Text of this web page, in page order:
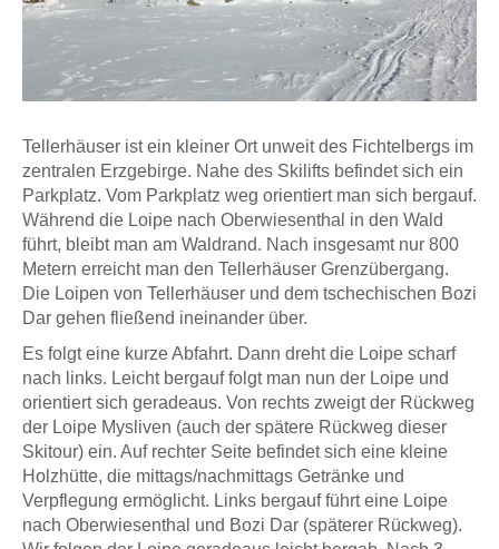
Tellerhäuser ist ein kleiner Ort unweit des Fichtelbergs im
zentralen Erzgebirge. Nahe des Skilifts befindet sich ein
Parkplatz. Vom Parkplatz weg orientiert man sich bergauf.
Während die Loipe nach Oberwiesenthal in den Wald
führt, bleibt man am Waldrand. Nach insgesamt nur 800
Metern erreicht man den Tellerhäuser Grenzübergang.
Die Loipen von Tellerhäuser und dem tschechischen Bozi
Dar gehen fließend ineinander über.
Es folgt eine kurze Abfahrt. Dann dreht die Loipe scharf
nach links. Leicht bergauf folgt man nun der Loipe und
orientiert sich geradeaus. Von rechts zweigt der Rückweg
der Loipe Mysliven (auch der spätere Rückweg dieser
Skitour) ein. Auf rechter Seite befindet sich eine kleine
Holzhütte, die mittags/nachmittags Getränke und
Verpflegung ermöglicht. Links bergauf führt eine Loipe
nach Oberwiesenthal und Bozi Dar (späterer Rückweg).